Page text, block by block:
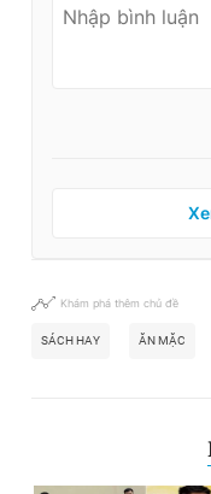
Khám phá thêm chủ đề
SÁCH HAY ĂN MẶC